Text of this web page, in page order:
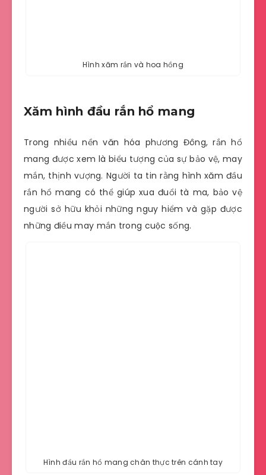
Hình xăm rắn và hoa hồng
Xăm hình đầu rắn hổ mang
Trong nhiều nền văn hóa phương Đông, rắn hổ
mang được xem là biểu tượng của sự bảo vệ, may
mắn, thịnh vượng. Người ta tin rằng hình xăm đầu
rắn hổ mang có thể giúp xua đuổi tà ma, bảo vệ
người sở hữu khỏi những nguy hiểm và gặp được
những điều may mắn trong cuộc sống.
Hình đầu rắn hổ mang chân thực trên cánh tay